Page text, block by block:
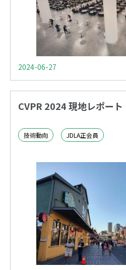
2024-06-27
CVPR 2024 現地レポート
技術動向 JDLA正会員